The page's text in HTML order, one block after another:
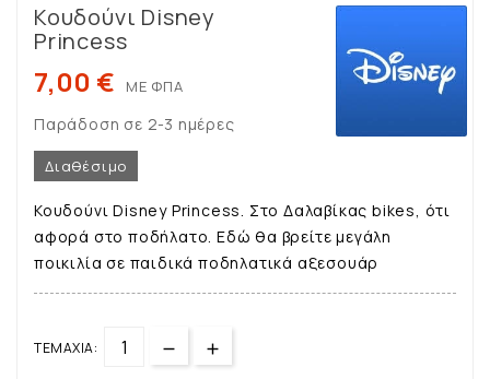
Κουδούνι Disney
Princess
7,00 € ΜΕ ΦΠΑ
Παράδοση σε 2-3 ημέρες
Διαθέσιμο
Κουδούνι Disney Princess. Στο Δαλαβίκας bikes, ότι
αφορά στο ποδήλατο. Εδώ θα βρείτε μεγάλη
ποικιλία σε παιδικά ποδηλατικά αξεσουάρ
ΤΕΜΆΧΙΑ: